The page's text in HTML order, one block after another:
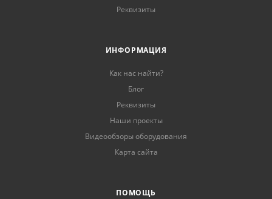
Реквизиты
ИНФОРМАЦИЯ
Как нас найти?
Блог
Реквизиты
Наши проекты
Видеообзоры оборудования
Карта сайта
ПОМОЩЬ